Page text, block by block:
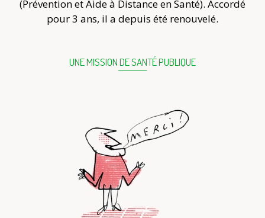
(Prévention et Aide à Distance en Santé). Accordé
pour 3 ans, il a depuis été renouvelé.
UNE MISSION DE SANTÉ PUBLIQUE